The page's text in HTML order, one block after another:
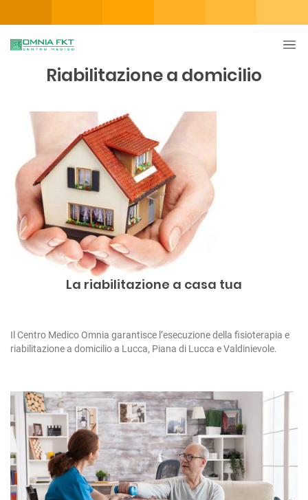
Riabilitazione a domicilio
La riabilitazione a casa tua
Il Centro Medico Omnia garantisce l’esecuzione della fisioterapia e
riabilitazione a domicilio a Lucca, Piana di Lucca e Valdinievole.